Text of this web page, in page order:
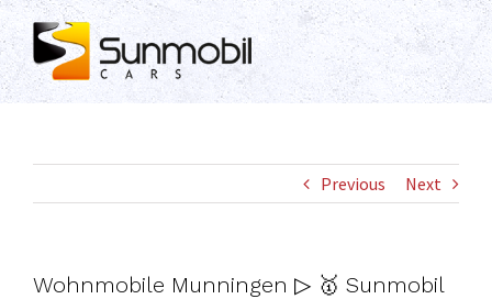
Skip
to
content
Previous Next
Wohnmobile Munningen ▷ 🥇 Sunmobil